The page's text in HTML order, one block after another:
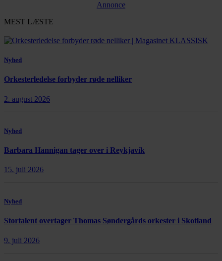
Annonce
MEST LÆSTE
Nyhed
Orkesterledelse forbyder røde nelliker
2. august 2026
Nyhed
Barbara Hannigan tager over i Reykjavík
15. juli 2026
Nyhed
Stortalent overtager Thomas Søndergårds orkester i Skotland
9. juli 2026